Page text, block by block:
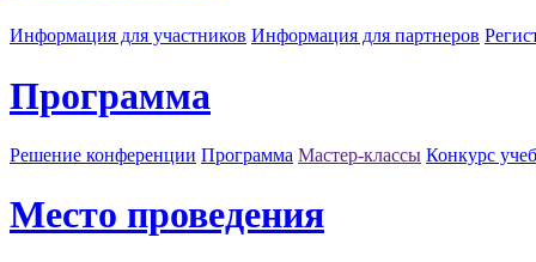
Информация для участников Информация для партнеров
Программа
Решение конференции Программа Мастер-классы Конкурс
Место проведения